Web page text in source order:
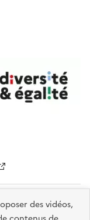
des vidéos,
conforme